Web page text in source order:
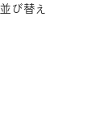
並び替え